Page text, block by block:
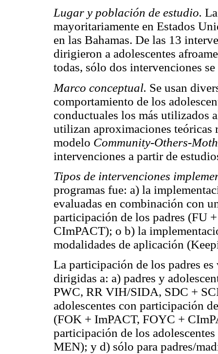
Lugar y población de estudio.
mayoritariamente en Estados
en las Bahamas. De las 13
dirigieron a adolescentes
todas, sólo dos intervenciones
Marco conceptual. Se usan
comportamiento de los
conductuales los más utilizados
utilizan aproximaciones
modelo Community-Others-
intervenciones a partir de
Tipos de intervenciones
programas fue: a) la
evaluadas en combinación con
participación de los padres (FU
CImPACT); o b) la
modalidades de aplicación
La participación de los padres
dirigidas a: a) padres y
PWC, RR VIH/SIDA, SDC +
adolescentes con participación
(FOK + ImPACT, FOYC +
participación de los
MEN); y d) sólo para padres/